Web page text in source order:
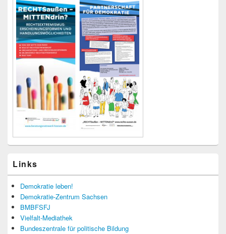
Links
Demokratie leben!
Demokratie-Zentrum Sachsen
BMBFSFJ
Vielfalt-Mediathek
Bundeszentrale für politische Bildung